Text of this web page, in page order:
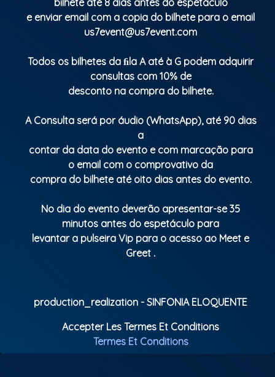
e enviar email com a copia do bilhete para o email
us7event@us7event.com
Todos os bilhetes da ﬁla A até à G podem adquirir
consultas com 10% de
desconto na compra do bilhete.
A Consulta será por áudio (WhatsApp), até 90 dias
a
contar da data do evento e com marcação para
o email com o comprovativo da
compra do bilhete até oito dias antes do evento.
No dia do evento deverão apresentar-se 35
minutos antes do espetáculo para
levantar a pulseira Vip para o acesso ao Meet e
Greet .
production_realization - SINFONIA ELOQUENTE
Accepter Les Termes Et Conditions
Termes Et Conditions